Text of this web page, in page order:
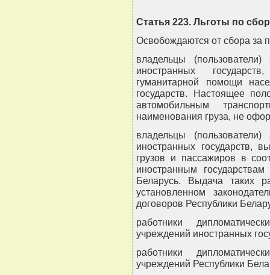
Статья 223. Льготы по
Освобождаются от сбора за
владельцы
иностранных
гуманитарной помощи
государств. Настоящее
автомобильным
наименования груза, не
владельцы
иностранных государств,
грузов и пассажиров в
иностранным
Беларусь. Выдача таких
установленном
договоров Республики
работники
учреждений иностранных
работники
учреждений Республики